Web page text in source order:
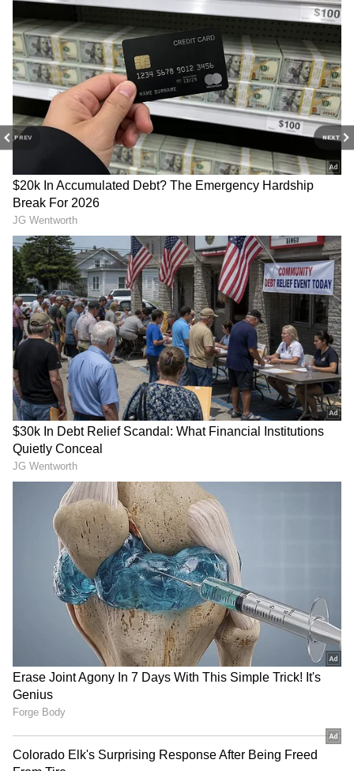
PREV NEXT
3
8
అటు సినిమాల పరంగా, ఇటు సోషల్ మీడియాలో సమంత
మామూలు బిజీగా లేదు. ఇటీవల సమంత ఇంస్టాగ్రామ్ ని
గమనిస్తే మునుపెన్నడూ లేని విధంగా బోల్డ్ ఎక్స్ ఫోజింగ్ తో
రెచ్చిపోతోంది.